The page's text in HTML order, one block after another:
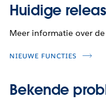
Huidige
Meer informatie over
NIEUWE FUNCTIES
Bekende